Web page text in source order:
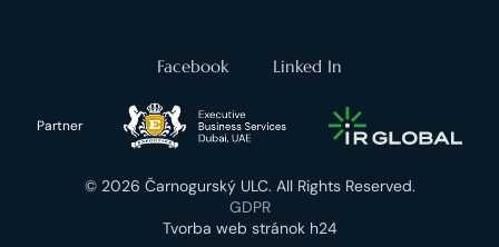
Facebook Linked In
Partner
© 2026 Čarnogurský ULC. All Rights Reserved.
GDPR
Tvorba web stránok h24